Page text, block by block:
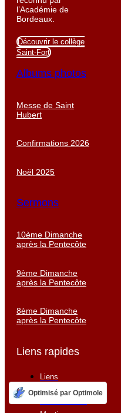
l’Académie de
Bordeaux.
Découvrir le collège
Saint-Fort
Albums photos
Messe de Saint
Hubert
Confirmations 2026
Noël 2025
Sermons
10ème Dimanche
après la Pentecôte
9ème Dimanche
après la Pentecôte
8ème Dimanche
après la Pentecôte
Liens rapides
Liens
Politique de
Optimisé par Optimole